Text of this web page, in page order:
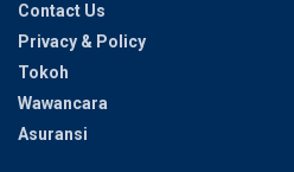
Contact Us
Privacy & Policy
Tokoh
Wawancara
Asuransi